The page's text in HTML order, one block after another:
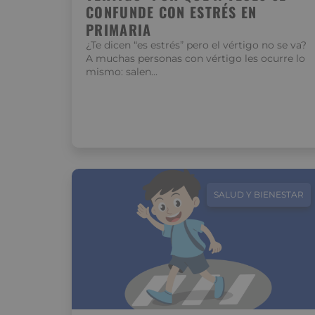
CONFUNDE CON ESTRÉS EN
PRIMARIA
¿Te dicen “es estrés” pero el vértigo no se va?
A muchas personas con vértigo les ocurre lo
mismo: salen…
SALUD Y BIENESTAR